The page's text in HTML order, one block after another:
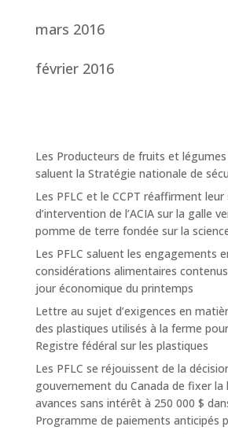
mars 2016
février 2016
Les Producteurs de fruits et légumes
saluent la Stratégie nationale de
Les PFLC et le CCPT réaffirment
d’intervention de l’ACIA sur la galle
pomme de terre fondée sur la
Les PFLC saluent les engagements
considérations alimentaires
jour économique du printemps
Lettre au sujet d’exigences en
des plastiques utilisés à la ferme
Registre fédéral sur les plastiques
Les PFLC se réjouissent de la
gouvernement du Canada de fixer la
avances sans intérêt à 250 000 $
Programme de paiements anticipés